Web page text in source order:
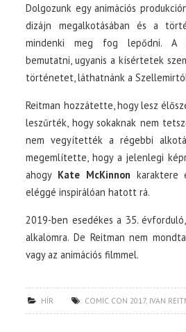
Dolgozunk egy animációs
dizájn megalkotásában és a
mindenki meg fog lepődni. A
bemutatni, ugyanis a kísértetek
történetet, láthatnánk a
Reitman hozzátette, hogy lesz
leszűrték, hogy sokaknak nem
nem vegyítették a régebbi
megemlítette, hogy a jelenlegi
ahogy Kate McKinnon karaktere
eléggé inspirálóan hatott rá.
2019-ben esedékes a 35.
alkalomra. De Reitman nem
vagy az animációs filmmel.
HÍR COMIC CON 2017, IVAN